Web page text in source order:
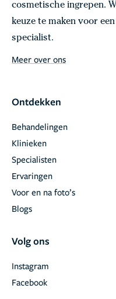
cosmetische ingrepen.
keuze te maken voor
specialist.
Meer over ons
Ontdekken
Behandelingen
Klinieken
Specialisten
Ervaringen
Voor en na foto’s
Blogs
Volg ons
Facebook
Instagram